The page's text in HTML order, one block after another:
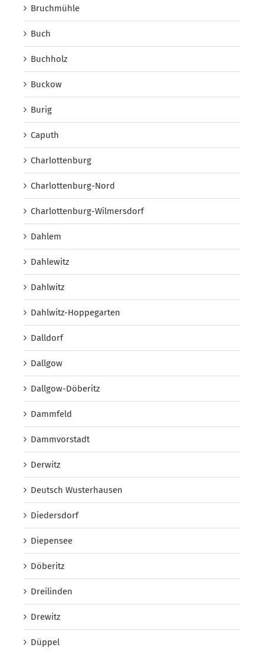
Bruchmühle
Buch
Buchholz
Buckow
Burig
Caputh
Charlottenburg
Charlottenburg-Nord
Charlottenburg-Wilmersdorf
Dahlem
Dahlewitz
Dahlwitz
Dahlwitz-Hoppegarten
Dalldorf
Dallgow
Dallgow-Döberitz
Dammfeld
Dammvorstadt
Derwitz
Deutsch Wusterhausen
Diedersdorf
Diepensee
Döberitz
Dreilinden
Drewitz
Düppel